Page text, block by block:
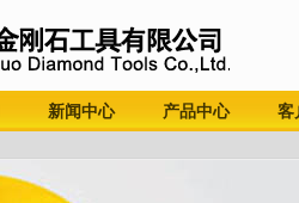
新闻中心 产品中心 客